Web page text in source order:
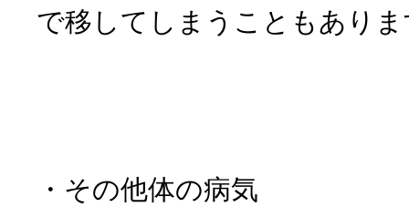
で移してしまうこともあり
・その他体の病気